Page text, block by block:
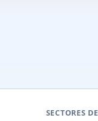
SECTORES